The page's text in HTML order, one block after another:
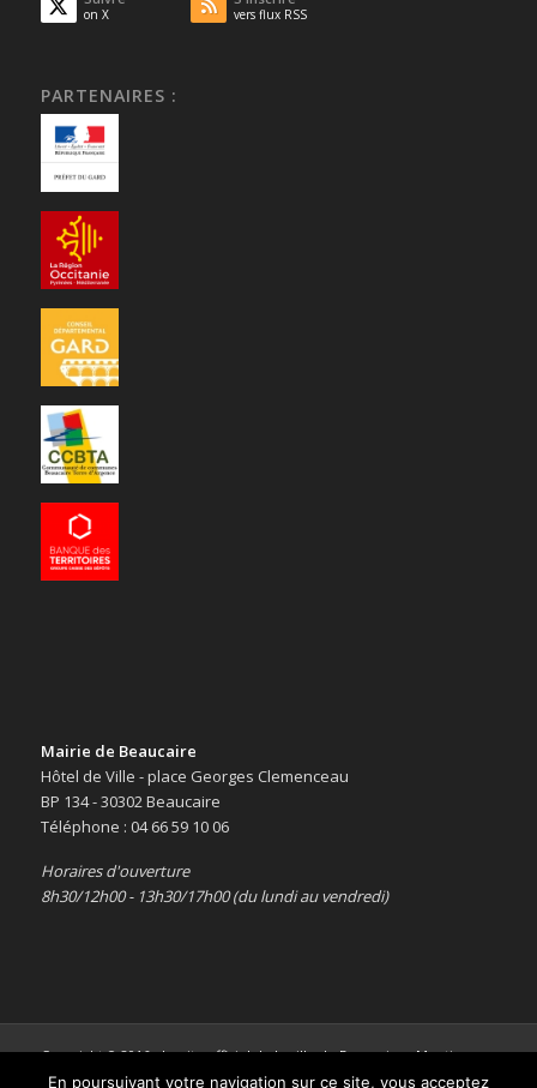
on X vers flux RSS
PARTENAIRES :
Mairie de Beaucaire
Hôtel de Ville - place Georges Clemenceau
BP 134 - 30302 Beaucaire
Téléphone : 04 66 59 10 06
Horaires d'ouverture
8h30/12h00 - 13h30/17h00 (du lundi au vendredi)
Copyright © 2016 -Le site officiel de la ville de Beaucaire-Mentions
légales
En poursuivant votre navigation sur ce site, vous acceptez